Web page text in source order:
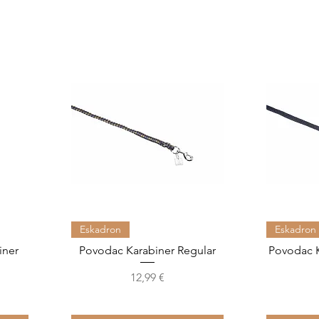
Brzi pregled
Eskadron
Povodac Karabiner Regular
Cijena
12,99 €
Eskadron
Povodac